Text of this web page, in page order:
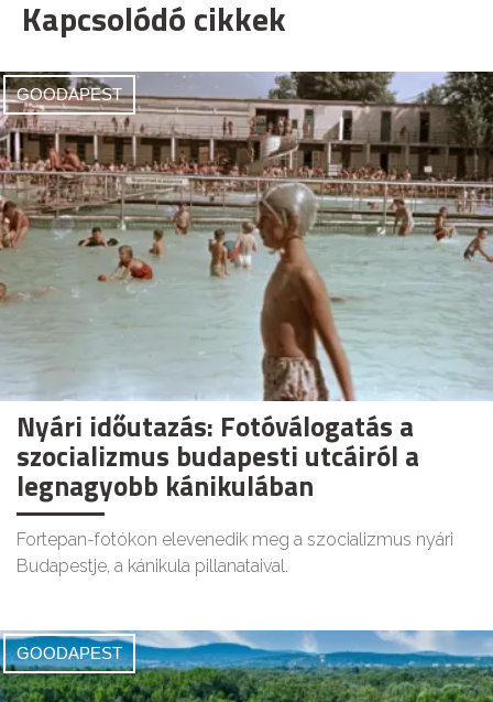
Kapcsolódó cikkek
GOODAPEST
Nyári időutazás: Fotóválogatás a
szocializmus budapesti utcáiról a
legnagyobb kánikulában
Fortepan-fotókon elevenedik meg a szocializmus nyári
Budapestje, a kánikula pillanataival.
GOODAPEST